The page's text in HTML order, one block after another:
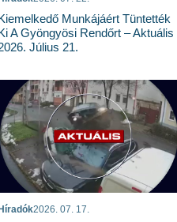
Munkájáért Tüntették
A Gyöngyösi Rendőrt – Aktuális
Július 21.
Híradók2026. 07. 17.